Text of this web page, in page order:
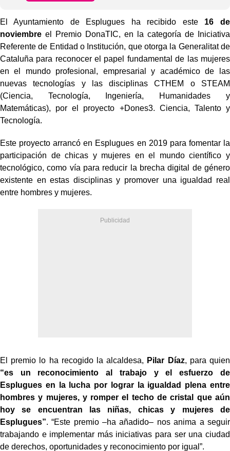
El Ayuntamiento de Esplugues ha recibido este 16 de
noviembre el Premio DonaTIC, en la categoría de Iniciativa
Referente de Entidad o Institución, que otorga la Generalitat de
Cataluña para reconocer el papel fundamental de las mujeres
en el mundo profesional, empresarial y académico de las
nuevas tecnologías y las disciplinas CTHEM o STEAM
(Ciencia, Tecnología, Ingeniería, Humanidades y
Matemáticas), por el proyecto +Dones3. Ciencia, Talento y
Tecnología.
Este proyecto arrancó en Esplugues en 2019 para fomentar la
participación de chicas y mujeres en el mundo científico y
tecnológico, como vía para reducir la brecha digital de género
existente en estas disciplinas y promover una igualdad real
entre hombres y mujeres.
El premio lo ha recogido la alcaldesa, Pilar Díaz, para quien
“es un reconocimiento al trabajo y el esfuerzo de
Esplugues en la lucha por lograr la igualdad plena entre
hombres y mujeres, y romper el techo de cristal que aún
hoy se encuentran las niñas, chicas y mujeres de
Esplugues”. “Este premio –ha añadido– nos anima a seguir
trabajando e implementar más iniciativas para ser una ciudad
de derechos, oportunidades y reconocimiento por igual”.